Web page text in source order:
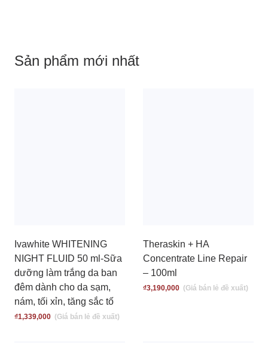
Sản phẩm mới nhất
Ivawhite WHITENING
NIGHT FLUID 50 ml-Sữa
dưỡng làm trắng da ban
đêm dành cho da sạm,
nám, tối xỉn, tăng sắc tố
₫1,339,000
Theraskin + HA
Concentrate Line Repair
– 100ml
₫3,190,000